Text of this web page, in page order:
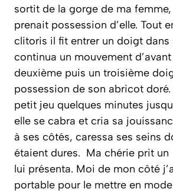
sortit de la gorge de ma
prenait possession d’elle. Tout
clitoris il fit entrer un doigt dans
continua un mouvement
deuxième puis un troisième
possession de son abricot
petit jeu quelques minutes
elle se cabra et cria sa
à ses côtés, caressa ses seins
étaient dures. Ma chérie prit
lui présenta. Moi de mon côté
portable pour le mettre en